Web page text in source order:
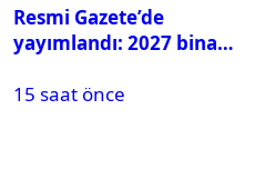
Resmi Gazete’de
yayımlandı: 2027 bina
belirlendi
15 saat önce